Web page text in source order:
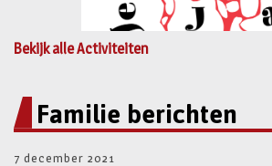
Bekijk alle Activiteiten
Familie berichten
7 december 2021